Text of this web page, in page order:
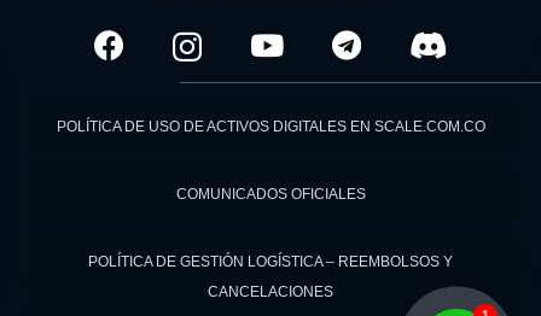
POLÍTICA DE USO DE ACTIVOS DIGITALES EN SCALE.COM.CO
COMUNICADOS OFICIALES
POLÍTICA DE GESTIÓN LOGÍSTICA – REEMBOLSOS Y
CANCELACIONES